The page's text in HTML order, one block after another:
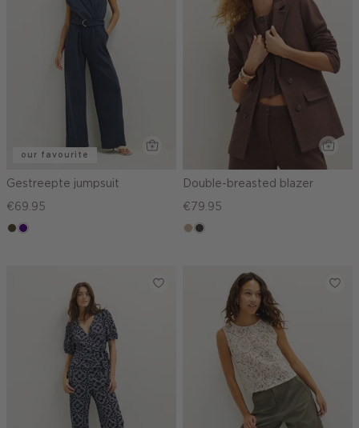
our favourite
Gestreepte jumpsuit
€69.95
groen,
indigo
Double-breasted blazer
€79.95
zandchoco